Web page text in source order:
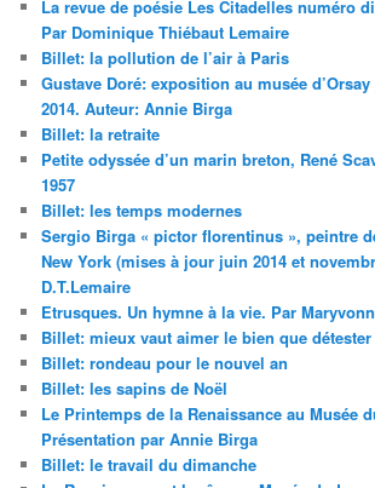
La revue de poésie Les Citadelles numéro
Par Dominique Thiébaut Lemaire
Billet: la pollution de l’air à Paris
Gustave Doré: exposition au musée
2014. Auteur: Annie Birga
Billet: la retraite
Petite odyssée d’un marin breton, René
1957
Billet: les temps modernes
Sergio Birga « pictor florentinus », peintre
New York (mises à jour juin 2014 et
D.T.Lemaire
Etrusques. Un hymne à la vie. Par
Billet: mieux vaut aimer le bien que
Billet: rondeau pour le nouvel an
Billet: les sapins de Noël
Le Printemps de la Renaissance au Musée
Présentation par Annie Birga
Billet: le travail du dimanche